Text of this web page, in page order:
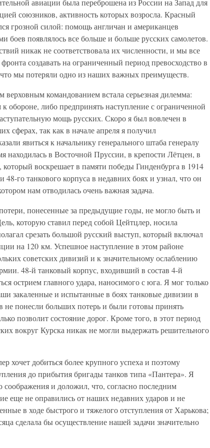
авиации была переброшена из России на Запад для
союзников, активность которых возросла. Красный
грозной силой: помощь англичан и американцев
боев появлялось все больше и больше русских самолетов.
никак не соответствовала их численности, и мы все
создавать на ограниченный период превосходство в
мы потеряли одно из наших важных преимуществ.
верховным командованием встала серьезная дилемма:
обороне, либо предпринять наступление с ограниченной
мощь русских. Скоро я был вовлечен в
сферах, так как в начале апреля я получил
явиться к начальнику генерального штаба генералу
находилась в Восточной Пруссии, в крепости Лётцен, в
воскрешает в памяти победы Гинденбурга в 1914
го танкового корпуса в недавних боях и узнал, что он
нам отводилась очень важная задача.
понесенные за предыдущие годы, не могло быть и
которую ставил перед собой Цейтцлер, носила
срезать большой русский выступ, который включал
на 120 км. Успешное наступление в этом районе
советских дивизий и к значительному ослаблению
48-й танковый корпус, входивший в состав 4-й
острием главного удара, наносимого с юга. Я мог только
закаленные и испытанные в боях танковые дивизии в
не понесли больших потерь и были готовы принять
позволит состояние дорог. Кроме того, в этот период
вокруг Курска никак не могли выдержать решительного
хочет добиться более крупного успеха и поэтому
до прибытия бригады танков типа «Пантера». Я
соображения и доложил, что, согласно последним
еще не оправились от наших недавних ударов и не
в ходе быстрого и тяжелого отступления от Харькова;
сделала бы осуществление нашей задачи значительно